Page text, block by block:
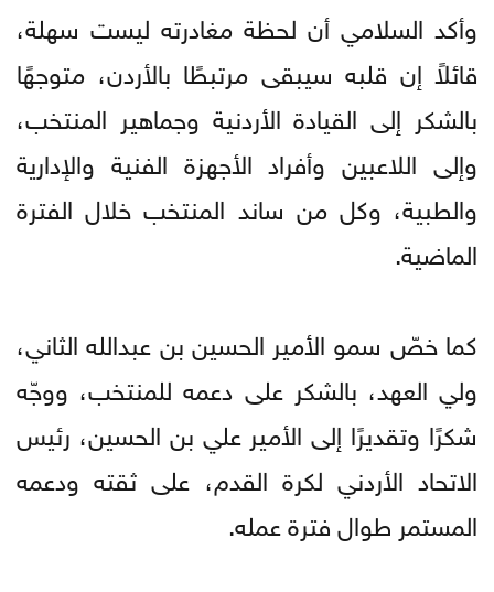
وأكد السلامي أن لحظة مغادرته ليست سهلة،
قائلاً إن قلبه سيبقى مرتبطًا بالأردن، متوجهًا
بالشكر إلى القيادة الأردنية وجماهير المنتخب،
وإلى اللاعبين وأفراد الأجهزة الفنية والإدارية
والطبية، وكل من ساند المنتخب خلال الفترة
الماضية.
كما خصّ سمو الأمير الحسين بن عبدالله الثاني،
ولي العهد، بالشكر على دعمه للمنتخب، ووجّه
شكرًا وتقديرًا إلى الأمير علي بن الحسين، رئيس
الاتحاد الأردني لكرة القدم، على ثقته ودعمه
المستمر طوال فترة عمله.